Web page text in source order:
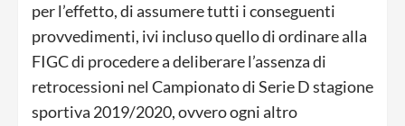
per l’effetto, di assumere tutti i conseguenti
provvedimenti, ivi incluso quello di ordinare alla
FIGC di procedere a deliberare l’assenza di
retrocessioni nel Campionato di Serie D stagione
sportiva 2019/2020, ovvero ogni altro